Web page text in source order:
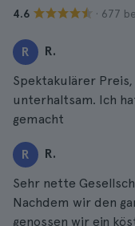
4.6 · 677
R R.
Spektakulärer
unterhaltsam. Ich
gemacht
R R.
Sehr nette
Nachdem wir den
genossen wir ein